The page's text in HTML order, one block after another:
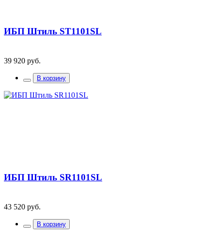
ИБП Штиль ST1101SL
39 920 руб.
В корзину
ИБП Штиль SR1101SL
43 520 руб.
В корзину